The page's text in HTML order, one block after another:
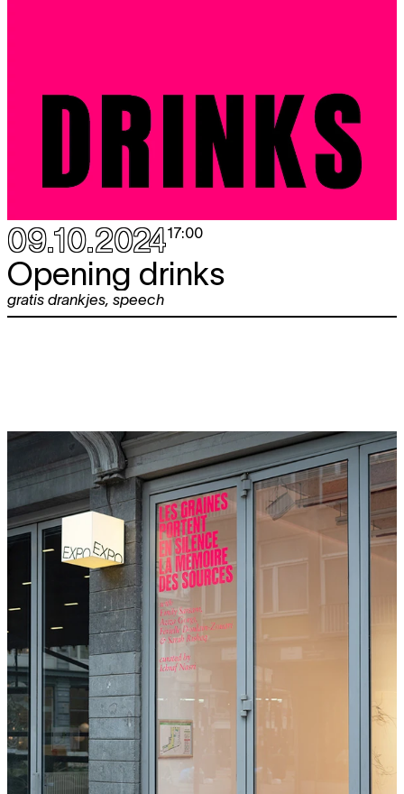
09.10.202417:00
Opening drinks
gratis drankjes, speech